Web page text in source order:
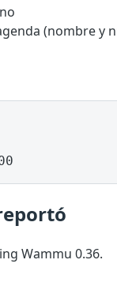
(nombre y
Wammu 0.36.